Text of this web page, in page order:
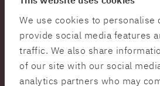
We use cookies to personalise
provide social media features
traffic. We also share
of our site with our social
analytics partners who may
minsta privilegium. Ingen
ha mer åtkomst än absolut
Upptäckt och snabb isolering
hantera och säkra ändpunkter
av EDR och SIEM-lösningar